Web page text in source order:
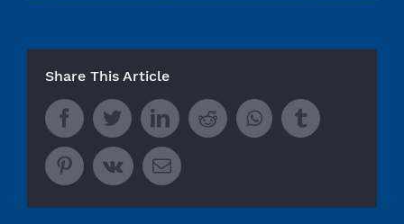
Share This Article